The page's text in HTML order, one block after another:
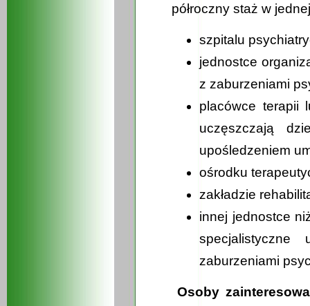
półroczny staż w
szpitalu
jednostce
z zaburzeniami
placówce terapii
uczęszczają
upośledzeniem
ośrodku
zakładzie
innej jednostce
zaburzeniami
Osoby